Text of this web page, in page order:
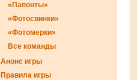
«Папонты»
«Фотосвинки»
«Фотомерки»
Все команды
Анонс игры
Правила игры